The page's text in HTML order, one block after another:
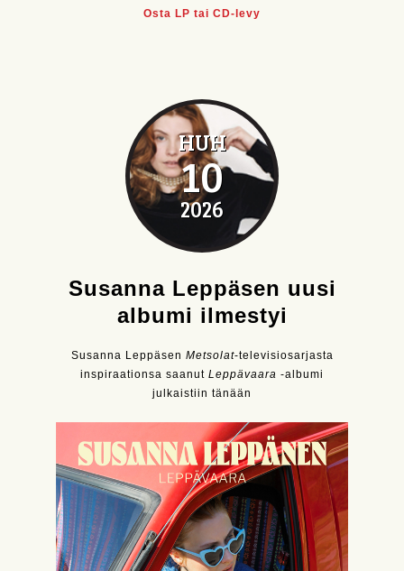
Osta LP tai CD-levy
HUH
10
2026
Susanna Leppäsen uusi
albumi ilmestyi
Susanna Leppäsen Metsolat-televisiosarjasta
inspiraationsa saanut Leppävaara -albumi
julkaistiin tänään